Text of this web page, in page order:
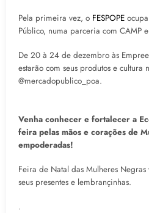
Pela primeira vez, o FESPOPE
Público, numa parceria com CAMP
De 20 à 24 de dezembro às
estarão com seus produtos e cultura
@mercadopublico_poa.
Venha conhecer e fortalecer a
feira pelas mãos e corações de
empoderadas!
Feira de Natal das Mulheres
seus presentes e lembrançinhas.
.